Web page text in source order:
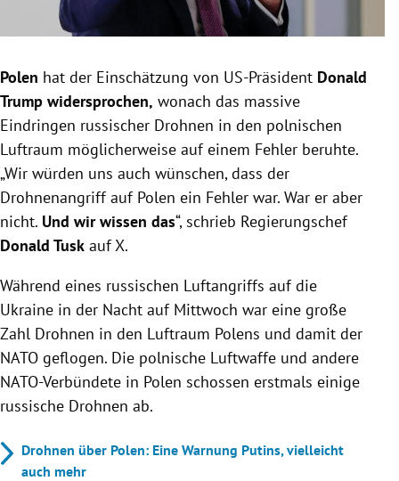
Untermenü
Untermenü
Polen hat der Einschätzung von US-Präsident Donald
Trump widersprochen, wonach das massive
Eindringen russischer Drohnen in den polnischen
Luftraum möglicherweise auf einem Fehler beruhte.
„Wir würden uns auch wünschen, dass der
Drohnenangriff auf Polen ein Fehler war. War er aber
nicht. Und wir wissen das“, schrieb Regierungschef
Donald Tusk auf X.
Während eines russischen Luftangriffs auf die
Ukraine in der Nacht auf Mittwoch war eine große
Zahl Drohnen in den Luftraum Polens und damit der
NATO geflogen. Die polnische Luftwaffe und andere
NATO-Verbündete in Polen schossen erstmals einige
russische Drohnen ab.
Drohnen über Polen: Eine Warnung Putins, vielleicht
auch mehr